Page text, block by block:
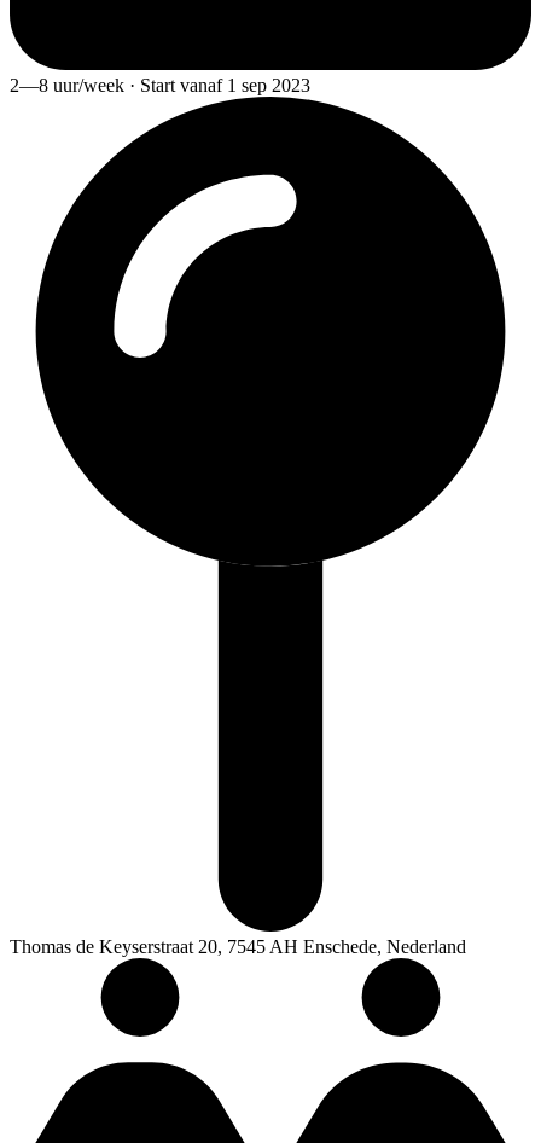
2—8 uur/week · Start vanaf 1 sep 2023
Thomas de Keyserstraat 20, 7545 AH Enschede, Nederland